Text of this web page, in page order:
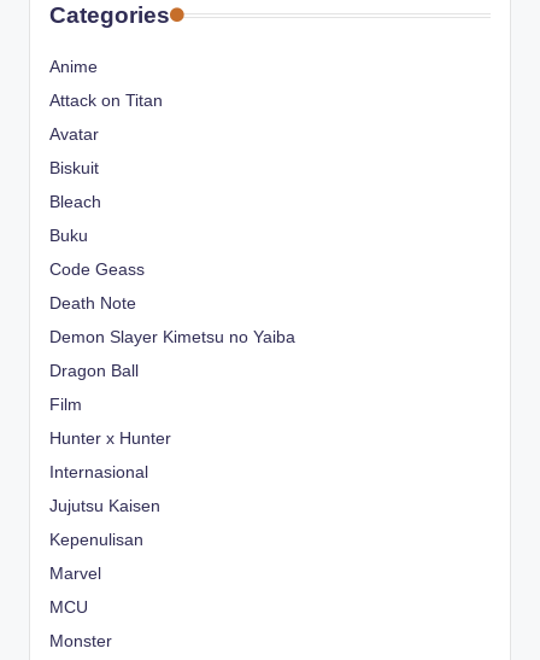
Categories
Anime
Attack on Titan
Avatar
Biskuit
Bleach
Buku
Code Geass
Death Note
Demon Slayer Kimetsu no Yaiba
Dragon Ball
Film
Hunter x Hunter
Internasional
Jujutsu Kaisen
Kepenulisan
Marvel
MCU
Monster